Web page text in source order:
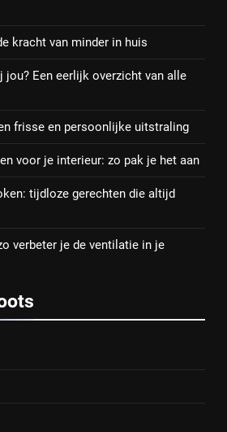
kracht van minder in huis
jou? Een eerlijk overzicht van alle
frisse en persoonlijke uitstraling
voor je interieur: zo pak je het aan
tijdloze gerechten die altijd
verbeter je de ventilatie in je